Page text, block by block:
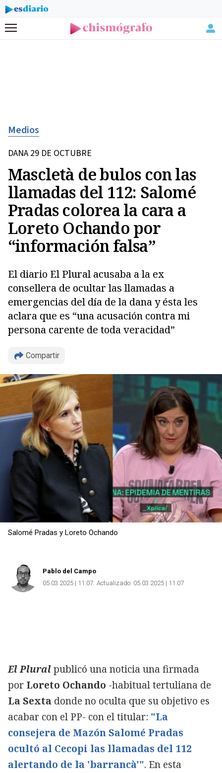
Menú
Medios
DANA 29 DE OCTUBRE
Mascletà de bulos con las
llamadas del 112: Salomé
Pradas colorea la cara a
Loreto Ochando por
“información falsa”
El diario El Plural acusaba a la ex
consellera de ocultar las llamadas a
emergencias del día de la dana y ésta les
aclara que es “una acusación contra mi
persona carente de toda veracidad”
Compartir
Salomé Pradas y Loreto Ochando
Pablo del Campo
05.03.2025 | 11:07 Actualizado: 05.03.2025 | 11:07
El Pluralpublicó una noticia una firmada
por Loreto Ochando -habitual tertuliana de
La Sexta donde no oculta que su objetivo es
acabar con el PP- con el titular: "La
consejera de Mazón Salomé Pradas
ocultó al Cecopi las llamadas del 112
alertando de la 'barrancà'". En esta